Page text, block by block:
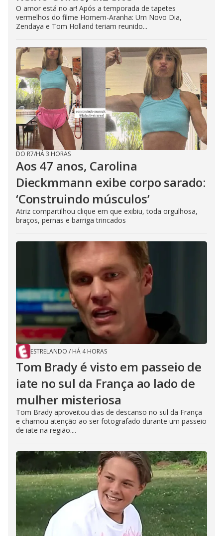
O amor está no ar! Após a temporada de tapetes
vermelhos do filme Homem-Aranha: Um Novo Dia,
Zendaya e Tom Holland teriam reunido...
DO R7/HÁ 3 HORAS
Aos 47 anos, Carolina
Dieckmmann exibe corpo sarado:
‘Construindo músculos’
Atriz compartilhou clique em que exibiu, toda orgulhosa,
braços, pernas e barriga trincados
ESTRELANDO / HÁ 4 HORAS
Tom Brady é visto em passeio de
iate no sul da França ao lado de
mulher misteriosa
Tom Brady aproveitou dias de descanso no sul da França
e chamou atenção ao ser fotografado durante um passeio
de iate na região....